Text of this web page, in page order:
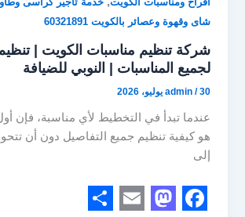
شاى وقهوة وعصائر بالكويت 60321891
شركة تنظيم مناسبات الكويت |
لجميع المناسبات | النوبي للضيافة
admin /30 يوليو، 2026
عندما تبدأ في التخطيط لأي مناسبة، فإن
هو كيفية تنظيم جميع التفاصيل دون أن
إلى